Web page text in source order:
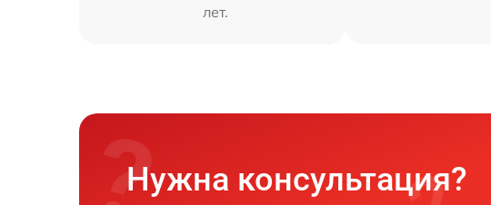
лет.
Нужна консультация?